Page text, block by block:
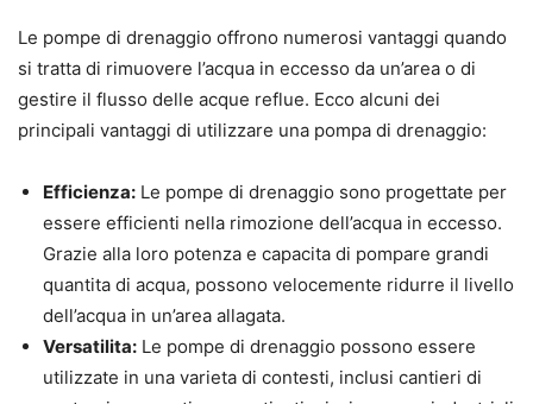
Le pompe di drenaggio offrono numerosi vantaggi quando
si tratta di rimuovere l’acqua in eccesso da un’area o di
gestire il flusso delle acque reflue. Ecco alcuni dei
principali vantaggi di utilizzare una pompa di drenaggio:
Efficienza: Le pompe di drenaggio sono progettate per
essere efficienti nella rimozione dell’acqua in eccesso.
Grazie alla loro potenza e capacita di pompare grandi
quantita di acqua, possono velocemente ridurre il livello
dell’acqua in un’area allagata.
Versatilita: Le pompe di drenaggio possono essere
utilizzate in una varieta di contesti, inclusi cantieri di